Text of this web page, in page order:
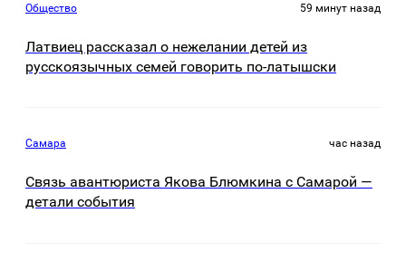
Общество 59 минут назад
Латвиец рассказал о нежелании детей из
русскоязычных семей говорить по-латышски
Самара час назад
Связь авантюриста Якова Блюмкина с Самарой —
детали события